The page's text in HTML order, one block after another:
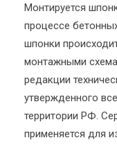
Монтируется
процессе
шпонки
монтажными
редакции
утвержденного
территории РФ.
применяется для